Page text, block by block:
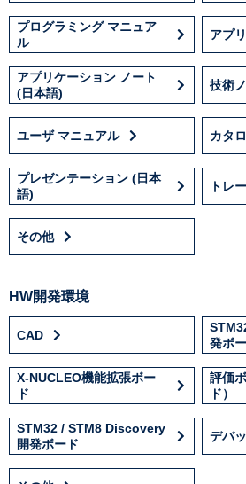
プログラミング マニュア
ル
アプ
アプリケーション ノート
(日本語)
技術
ユーザ マニュアル カタ
プレゼンテーション (日本
語)
トレ
その他
HW開発環境
CAD
発ボ
X-NUCLEO機能拡張ボー
ド
評価
ド）
STM32 / STM8 Discovery
開発ボード
デバ